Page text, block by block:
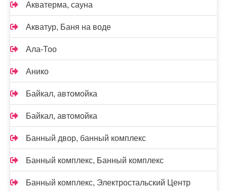
Акватерма, сауна
Акватур, Баня на воде
Ала-Тоо
Анико
Байкал, автомойка
Байкал, автомойка
Банный двор, банный комплекс
Банный комплекс, Банный комплекс
Банный комплекс, Электростальский Центр